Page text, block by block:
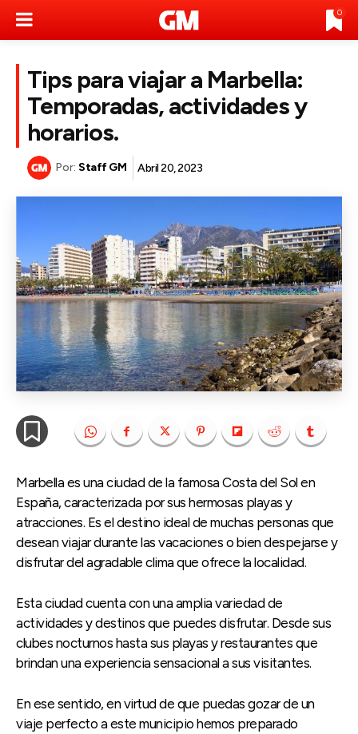
0
Tips para viajar a Marbella:
Temporadas, actividades y
horarios.
Por: Staff GM Abril 20, 2023
Marbella es una ciudad de la famosa Costa del Sol en
España, caracterizada por sus hermosas playas y
atracciones. Es el destino ideal de muchas personas que
desean viajar durante las vacaciones o bien despejarse y
disfrutar del agradable clima que ofrece la localidad.
Esta ciudad cuenta con una amplia variedad de
actividades y destinos que puedes disfrutar. Desde sus
clubes nocturnos hasta sus playas y restaurantes que
brindan una experiencia sensacional a sus visitantes.
En ese sentido, en virtud de que puedas gozar de un
viaje perfecto a este municipio hemos preparado